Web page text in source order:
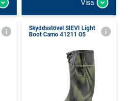
Visa
Skyddsstövel SIEVI Light
Boot Camo 41211 O5